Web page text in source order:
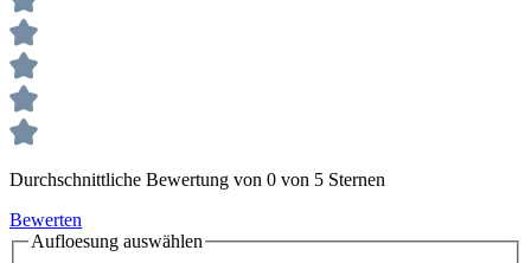
Durchschnittliche Bewertung von 0 von 5 Sternen
Bewerten
Aufloesung auswählen